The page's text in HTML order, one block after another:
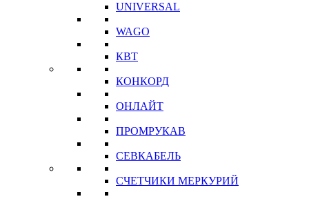
UNIVERSAL
WAGO
КВТ
КОНКОРД
ОНЛАЙТ
ПРОМРУКАВ
СЕВКАБЕЛЬ
СЧЕТЧИКИ МЕРКУРИЙ